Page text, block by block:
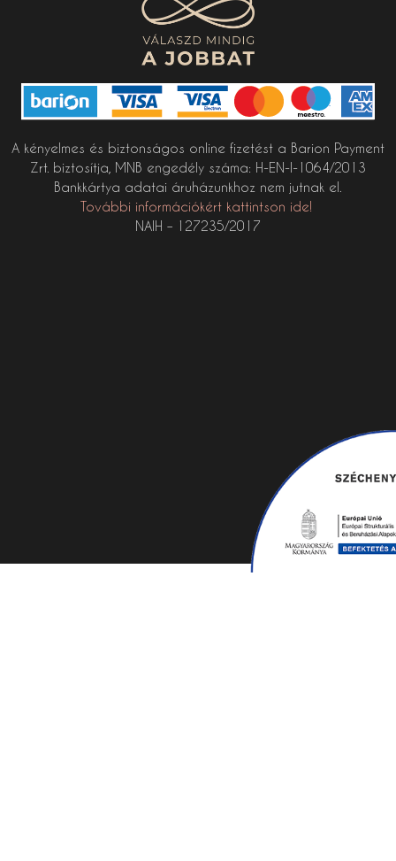
A kényelmes és biztonságos online fizetést a Barion Payment
Zrt. biztosítja, MNB engedély száma: H-EN-I-1064/2013
Bankkártya adatai áruházunkhoz nem jutnak el.
További információkért kattintson ide!
NAIH – 127235/2017